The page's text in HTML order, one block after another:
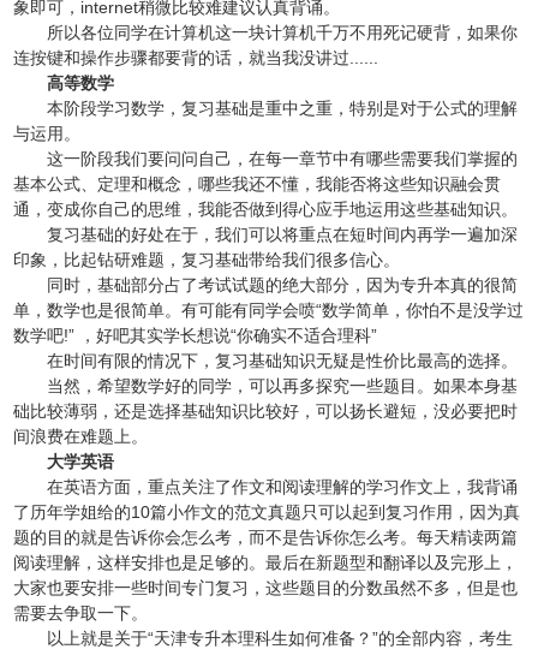
象即可，internet稍微比较难建议认真背诵。
所以各位同学在计算机这一块计算机千万不用死记硬背，如果你
连按键和操作步骤都要背的话，就当我没讲过......
高等数学
本阶段学习数学，复习基础是重中之重，特别是对于公式的理解
与运用。
这一阶段我们要问问自己，在每一章节中有哪些需要我们掌握的
基本公式、定理和概念，哪些我还不懂，我能否将这些知识融会贯
通，变成你自己的思维，我能否做到得心应手地运用这些基础知识。
复习基础的好处在于，我们可以将重点在短时间内再学一遍加深
印象，比起钻研难题，复习基础带给我们很多信心。
同时，基础部分占了考试试题的绝大部分，因为专升本真的很简
单，数学也是很简单。有可能有同学会喷“数学简单，你怕不是没学过
数学吧!” ，好吧其实学长想说“你确实不适合理科”
在时间有限的情况下，复习基础知识无疑是性价比最高的选择。
当然，希望数学好的同学，可以再多探究一些题目。如果本身基
础比较薄弱，还是选择基础知识比较好，可以扬长避短，没必要把时
间浪费在难题上。
大学英语
在英语方面，重点关注了作文和阅读理解的学习作文上，我背诵
了历年学姐给的10篇小作文的范文真题只可以起到复习作用，因为真
题的目的就是告诉你会怎么考，而不是告诉你怎么考。每天精读两篇
阅读理解，这样安排也是足够的。最后在新题型和翻译以及完形上，
大家也要安排一些时间专门复习，这些题目的分数虽然不多，但是也
需要去争取一下。
以上就是关于“天津专升本理科生如何准备？”的全部内容，考生